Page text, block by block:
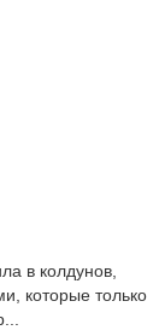
в колдунов,
которые только